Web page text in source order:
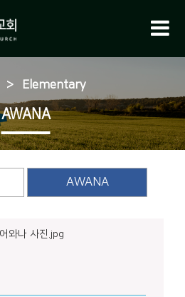
> Elementary
AWANA
AWANA